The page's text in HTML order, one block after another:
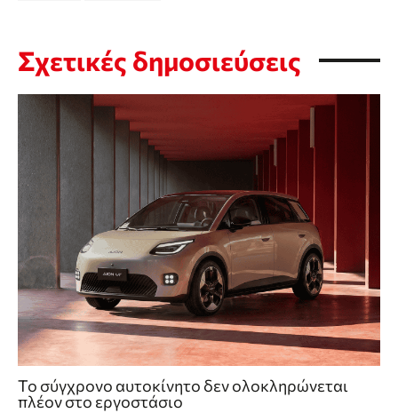
Σχετικές δημοσιεύσεις
Το σύγχρονο αυτοκίνητο δεν ολοκληρώνεται
πλέον στο εργοστάσιο